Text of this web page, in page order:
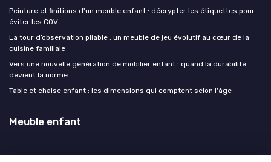
Peinture et finitions d'un meuble enfant : décrypter les étiquettes pour
éviter les COV
La tour d’observation pliable : un meuble de jeu évolutif au cœur de la
cuisine familiale
Vers une nouvelle génération de mobilier enfant : quand la durabilité
devient la norme
Table et chaise enfant : les dimensions qui comptent selon l'âge
Meuble enfant